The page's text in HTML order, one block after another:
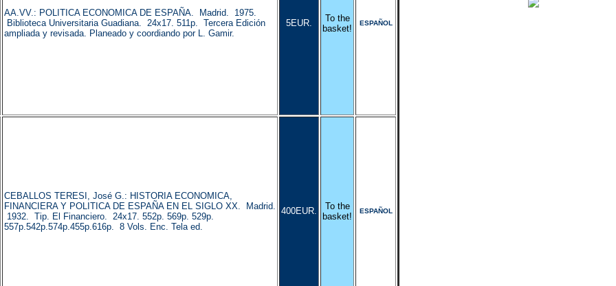
AA.VV.: POLITICA ECONOMICA DE ESPAÑA. Madrid. 1975.
Biblioteca Universitaria Guadiana. 24x17. 511p. Tercera Edición
ampliada y revisada. Planeado y coordiando por L. Gamir.
5EUR.
To the
basket!
ESPAÑOL
CEBALLOS TERESI, José G.: HISTORIA ECONOMICA,
FINANCIERA Y POLITICA DE ESPAÑA EN EL SIGLO XX. Madrid.
1932. Tip. El Financiero. 24x17. 552p. 569p. 529p.
557p.542p.574p.455p.616p. 8 Vols. Enc. Tela ed.
400EUR.
To the
basket!
ESPAÑOL